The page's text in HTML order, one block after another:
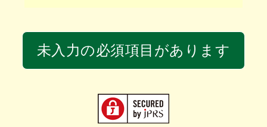
未入力の必須項目があります